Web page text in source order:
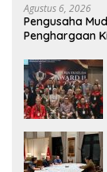
Agustus 6, 2026
Pengusaha
Penghargaan